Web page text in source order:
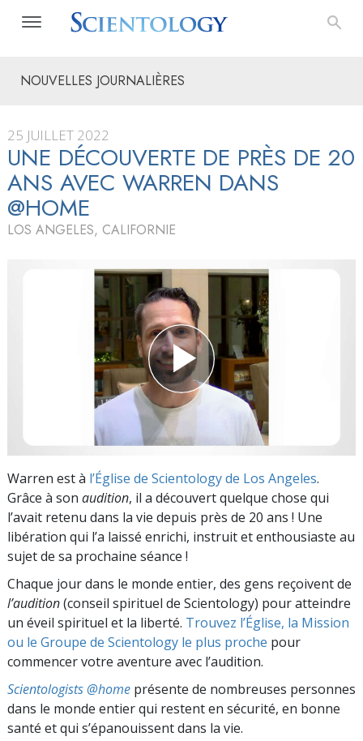
NOUVELLES JOURNALIÈRES
25 JUILLET 2022
UNE DÉCOUVERTE DE PRÈS DE 20
ANS AVEC WARREN DANS
@HOME
LOS ANGELES, CALIFORNIE
Warren est à l’Église de Scientology de Los Angeles.
Grâce à son audition, il a découvert quelque chose qui
l’avait retenu dans la vie depuis près de 20 ans ! Une
libération qui l’a laissé enrichi, instruit et enthousiaste au
sujet de sa prochaine séance !
Chaque jour dans le monde entier, des gens reçoivent de
l’audition(conseil spirituel de Scientology) pour atteindre
un éveil spirituel et la liberté. Trouvez l’Église, la Mission
ou le Groupe de Scientology le plus proche pour
commencer votre aventure avec l’audition.
Scientologists @home présente de nombreuses personnes
dans le monde entier qui restent en sécurité, en bonne
santé et qui s’épanouissent dans la vie.